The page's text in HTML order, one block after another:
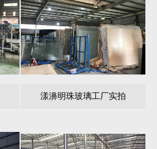
漾濞明珠玻璃工厂实拍